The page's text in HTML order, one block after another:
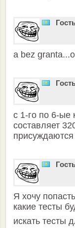
a bez
с 1-го по 6-ые
составляет
присуждаются
Я хочу
какие тесты
искать тесты